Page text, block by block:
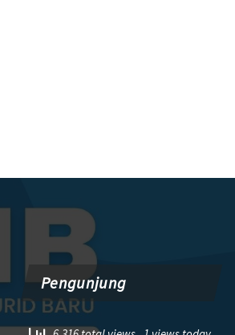
Pengunjung